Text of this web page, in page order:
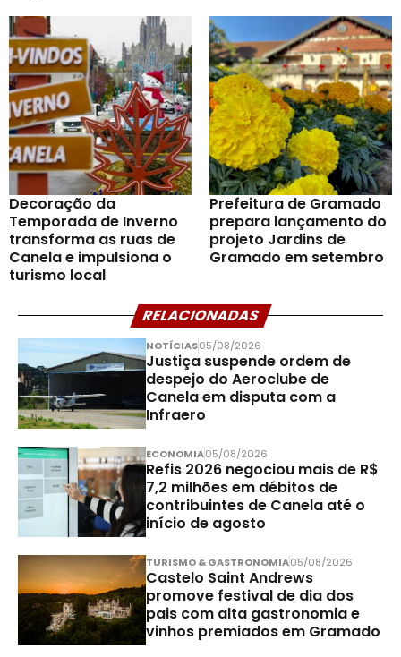
Decoração da
Temporada de Inverno
transforma as ruas de
Canela e impulsiona o
turismo local
Prefeitura de Gramado
prepara lançamento do
projeto Jardins de
Gramado em setembro
RELACIONADAS
NOTÍCIAS05/08/2026
Justiça suspende ordem de
despejo do Aeroclube de
Canela em disputa com a
Infraero
ECONOMIA05/08/2026
Refis 2026 negociou mais de R$
7,2 milhões em débitos de
contribuintes de Canela até o
início de agosto
TURISMO & GASTRONOMIA05/08/2026
Castelo Saint Andrews
promove festival de dia dos
pais com alta gastronomia e
vinhos premiados em Gramado